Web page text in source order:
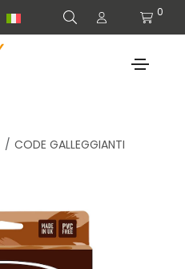
0
CODE GALLEGGIANTI